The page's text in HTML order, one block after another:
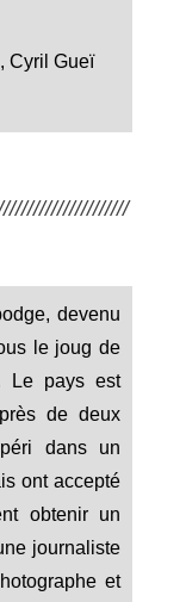
Cyril Gueï
devenu
le joug de
Le pays est
de deux
dans un
ont accepté
obtenir un
journaliste
et